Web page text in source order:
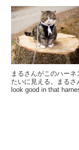
まるさんがこのハー
たいに見える。まる
look good in that